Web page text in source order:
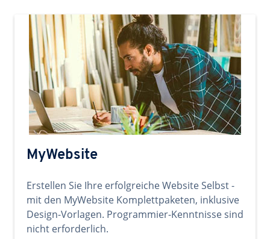
MyWebsite
Erstellen Sie Ihre erfolgreiche Website Selbst -
mit den MyWebsite Komplettpaketen, inklusive
Design-Vorlagen. Programmier-Kenntnisse sind
nicht erforderlich.